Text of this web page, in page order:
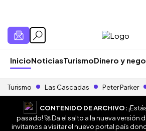
InicioNoticiasTurismoDinero y
Turismo Las Cascadas Peter Parker
CONTENIDO DE ARCHIVO:
pasado! 🚀 Da el salto a la nueva versión
invitamos a visitar el nuevo portal país